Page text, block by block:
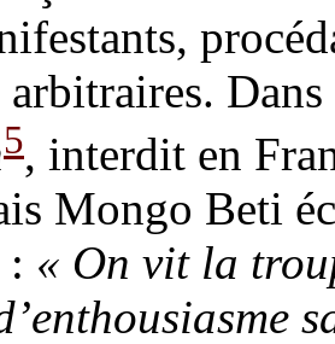
arbitraires.
5, interdit en
Mongo Beti
« On vit la